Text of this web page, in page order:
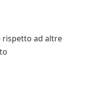
rispetto ad altre